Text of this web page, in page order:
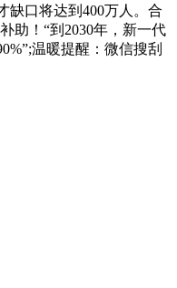
缺口将达到400万人。合
助！“到2030年，新一代
温暖提醒：微信搜刮